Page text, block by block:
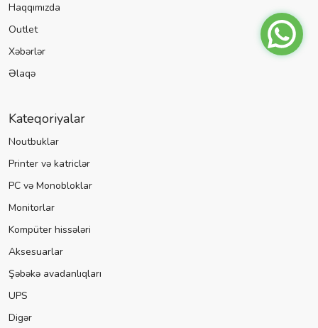
Haqqımızda
Outlet
Xəbərlər
Əlaqə
Kateqoriyalar
Noutbuklar
Printer və katriclər
PC və Monobloklar
Monitorlar
Kompüter hissələri
Aksesuarlar
Şəbəkə avadanlıqları
UPS
Digər